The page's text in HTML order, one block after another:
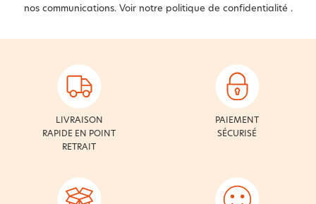
nos communications. Voir notre politique de confidentialité .
LIVRAISON
RAPIDE EN POINT
RETRAIT
PAIEMENT
SÉCURISÉ